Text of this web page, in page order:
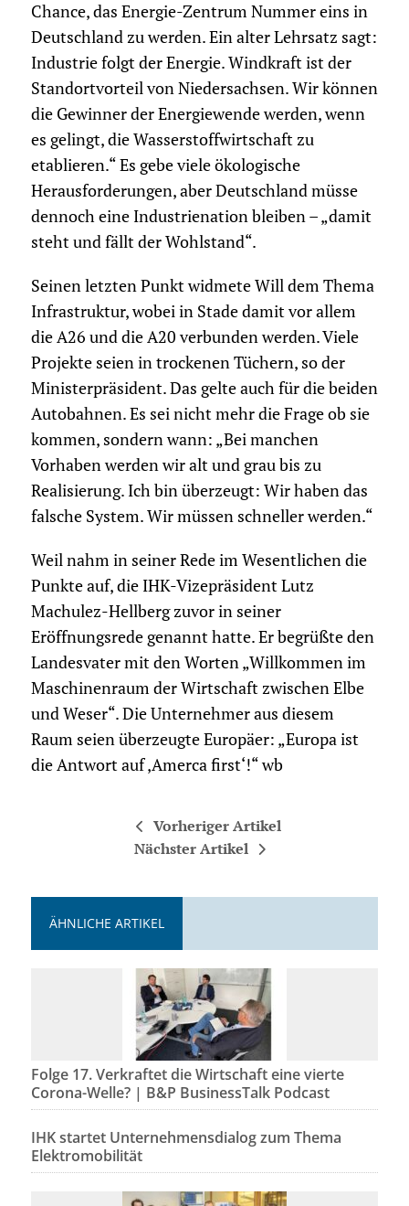
Chance, das Energie-Zentrum Nummer eins in
Deutschland zu werden. Ein alter Lehrsatz sagt:
Industrie folgt der Energie. Windkraft ist der
Standortvorteil von Niedersachsen. Wir können
die Gewinner der Energiewende werden, wenn
es gelingt, die Wasserstoffwirtschaft zu
etablieren.“ Es gebe viele ökologische
Herausforderungen, aber Deutschland müsse
dennoch eine Industrienation bleiben – „damit
steht und fällt der Wohlstand“.
Seinen letzten Punkt widmete Will dem Thema
Infrastruktur, wobei in Stade damit vor allem
die A26 und die A20 verbunden werden. Viele
Projekte seien in trockenen Tüchern, so der
Ministerpräsident. Das gelte auch für die beiden
Autobahnen. Es sei nicht mehr die Frage ob sie
kommen, sondern wann: „Bei manchen
Vorhaben werden wir alt und grau bis zu
Realisierung. Ich bin überzeugt: Wir haben das
falsche System. Wir müssen schneller werden.“
Weil nahm in seiner Rede im Wesentlichen die
Punkte auf, die IHK-Vizepräsident Lutz
Machulez-Hellberg zuvor in seiner
Eröffnungsrede genannt hatte. Er begrüßte den
Landesvater mit den Worten „Willkommen im
Maschinenraum der Wirtschaft zwischen Elbe
und Weser“. Die Unternehmer aus diesem
Raum seien überzeugte Europäer: „Europa ist
die Antwort auf ‚Amerca first‘!“ wb
Vorheriger Artikel
Nächster Artikel
ÄHNLICHE ARTIKEL
Folge 17. Verkraftet die Wirtschaft eine vierte
Corona-Welle? | B&P BusinessTalk Podcast
IHK startet Unternehmensdialog zum Thema
Elektromobilität